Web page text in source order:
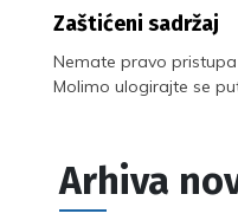
Zaštićeni sadržaj
Nemate pravo
Molimo ulogirajte se
Arhiva